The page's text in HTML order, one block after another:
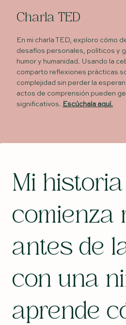
Charla TED
En mi charla TED, exploro cómo
desafíos personales, políticos y
humor y humanidad. Usando la
comparto reflexiones prácticas
complejidad sin perder la
actos de comprensión pueden
significativos. Escúchala aquí.
Mi historia
comienza
antes de
con una
aprende